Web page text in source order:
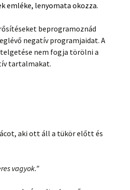
emléke, lenyomata okozza.
beprogramoznád
negatív programjaidat. A
nem fogja törölni a
tartalmakat.
aki ott áll a tükör előtt és
vagyok.”